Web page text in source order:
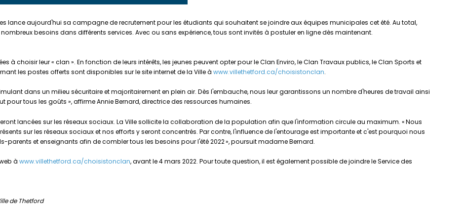
lance aujourd'hui sa campagne de recrutement pour les étudiants qui souhaitent se joindre aux équipes municipales cet été. Au total,
besoins dans différents services. Avec ou sans expérience, tous sont invités à postuler en ligne dès maintenant.
à choisir leur « clan ». En fonction de leurs intérêts, les jeunes peuvent opter pour le Clan Enviro, le Clan Travaux publics, le Clan Sports et
les postes offerts sont disponibles sur le site internet de la Ville àwww.villethetford.ca/choisistonclan.
dans un milieu sécuritaire et majoritairement en plein air. Dès l'embauche, nous leur garantissons un nombre d'heures de travail ainsi
tous les goûts », affirme Annie Bernard, directrice des ressources humaines.
lancées sur les réseaux sociaux. La Ville sollicite la collaboration de la population afin que l'information circule au maximum. « Nous
sur les réseaux sociaux et nos efforts y seront concentrés. Par contre, l'influence de l'entourage est importante et c'est pourquoi nous
et enseignants afin de combler tous les besoins pour l'été 2022 », poursuit madame Bernard.
àwww.villethetford.ca/choisistonclan, avant le 4 mars 2022. Pour toute question, il est également possible de joindre le Service des
de Thetford